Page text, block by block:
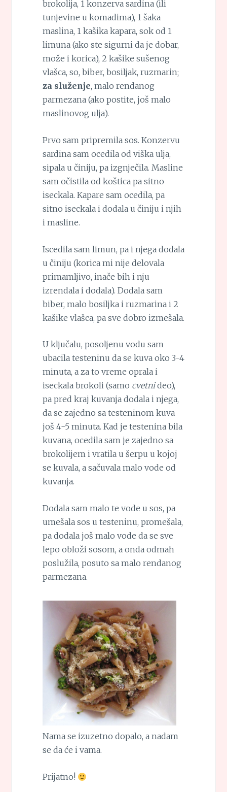
brokolija, 1 konzerva sardina (ili
tunjevine u komadima), 1 šaka
maslina, 1 kašika kapara, sok od 1
limuna (ako ste sigurni da je dobar,
može i korica), 2 kašike sušenog
vlašca, so, biber, bosiljak, ruzmarin;
za služenje, malo rendanog
parmezana (ako postite, još malo
maslinovog ulja).
Prvo sam pripremila sos. Konzervu
sardina sam ocedila od viška ulja,
sipala u činiju, pa izgnječila. Masline
sam očistila od koštica pa sitno
iseckala. Kapare sam ocedila, pa
sitno iseckala i dodala u činiju i njih
i masline.
Iscedila sam limun, pa i njega dodala
u činiju (korica mi nije delovala
primamljivo, inače bih i nju
izrendala i dodala). Dodala sam
biber, malo bosiljka i ruzmarina i 2
kašike vlašca, pa sve dobro izmešala.
U ključalu, posoljenu vodu sam
ubacila testeninu da se kuva oko 3-4
minuta, a za to vreme oprala i
iseckala brokoli (samo cvetnideo),
pa pred kraj kuvanja dodala i njega,
da se zajedno sa testeninom kuva
još 4-5 minuta. Kad je testenina bila
kuvana, ocedila sam je zajedno sa
brokolijem i vratila u šerpu u kojoj
se kuvala, a sačuvala malo vode od
kuvanja.
Dodala sam malo te vode u sos, pa
umešala sos u testeninu, promešala,
pa dodala još malo vode da se sve
lepo obloži sosom, a onda odmah
poslužila, posuto sa malo rendanog
parmezana.
Nama se izuzetno dopalo, a nadam
se da će i vama.
Prijatno!